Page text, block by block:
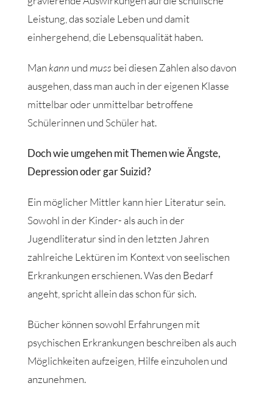
Leistung, das soziale Leben und damit
einhergehend, die Lebensqualität haben.
Man kann und muss bei diesen Zahlen also davon
ausgehen, dass man auch in der eigenen Klasse
mittelbar oder unmittelbar betroffene
Schülerinnen und Schüler hat.
Doch wie umgehen mit Themen wie Ängste,
Depression oder gar Suizid?
Ein möglicher Mittler kann hier Literatur sein.
Sowohl in der Kinder- als auch in der
Jugendliteratur sind in den letzten Jahren
zahlreiche Lektüren im Kontext von seelischen
Erkrankungen erschienen. Was den Bedarf
angeht, spricht allein das schon für sich.
Bücher können sowohl Erfahrungen mit
psychischen Erkrankungen beschreiben als auch
Möglichkeiten aufzeigen, Hilfe einzuholen und
anzunehmen.